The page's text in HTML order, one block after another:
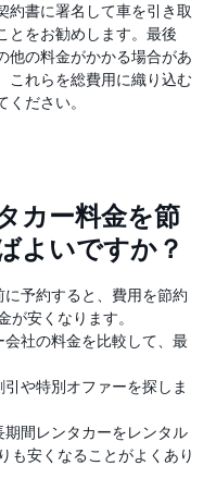
約書に署名して車を引き取
とをお勧めします。最後
他の料金がかかる場合があ
これらを総費用に織り込む
ださい。
カー料金を節
よいですか？
に予約すると、費用を節約
が安くなります。
社の料金を比較して、最
や特別オファーを探しま
期間レンタカーをレンタル
も安くなることがよくあり